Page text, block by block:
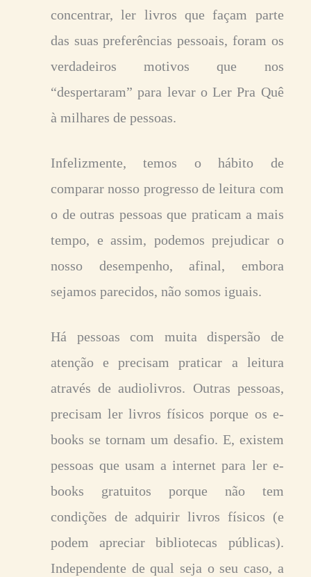
concentrar, ler livros que façam parte
das suas preferências pessoais, foram os
verdadeiros motivos que nos
“despertaram” para levar o Ler Pra Quê
à milhares de pessoas.
Infelizmente, temos o hábito de
comparar nosso progresso de leitura com
o de outras pessoas que praticam a mais
tempo, e assim, podemos prejudicar o
nosso desempenho, afinal, embora
sejamos parecidos, não somos iguais.
Há pessoas com muita dispersão de
atenção e precisam praticar a leitura
através de audiolivros. Outras pessoas,
precisam ler livros físicos porque os e-
books se tornam um desafio. E, existem
pessoas que usam a internet para ler e-
books gratuitos porque não tem
condições de adquirir livros físicos (e
podem apreciar bibliotecas públicas).
Independente de qual seja o seu caso, a